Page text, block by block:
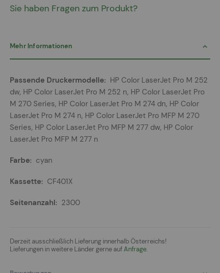
Sie haben Fragen zum Produkt?
Mehr Informationen
Mehr
Informationen
HP Color LaserJet Pro M 252
dw, HP Color LaserJet Pro M 252 n, HP Color LaserJet Pro
M 270 Series, HP Color LaserJet Pro M 274 dn, HP Color
LaserJet Pro M 274 n, HP Color LaserJet Pro MFP M 270
Series, HP Color LaserJet Pro MFP M 277 dw, HP Color
LaserJet Pro MFP M 277 n
cyan
CF401X
2300
Derzeit ausschließlich Lieferung innerhalb Österreichs!
Lieferungen in weitere Länder gerne aufAnfrage.